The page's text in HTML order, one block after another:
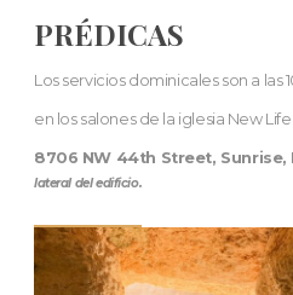
PRÉDICAS
Los servicios dominicales son a las
en los salones de la iglesia New
8706 NW 44th Street, Sunrise,
lateral del edificio.